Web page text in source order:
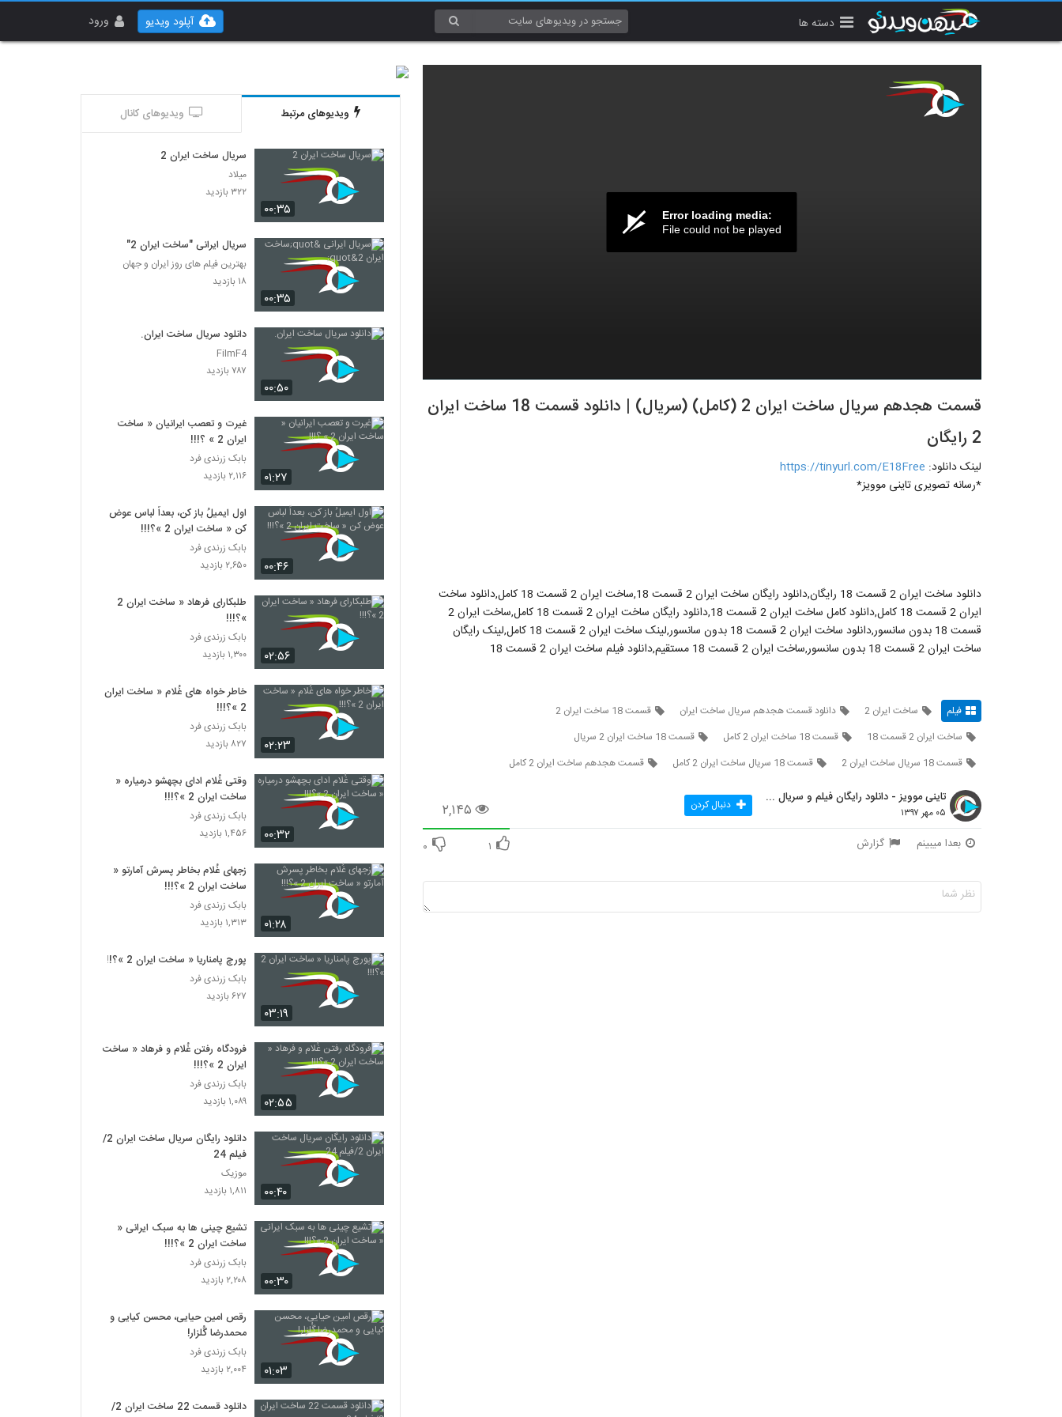
دسته ها ورود آپلود ویدیو
Error loading media:
File could not be played
قسمت هجدهم سریال ساخت ایران 2 (کامل) (سریال) | دانلود قسمت 18 ساخت ایران
2 رایگان
لینک دانلود: https://tinyurl.com/E18Free
*رسانه تصویری تاینی موویز*
دانلود ساخت ايران 2 قسمت 18 رايگان,دانلود رايگان ساخت ايران 2 قسمت 18,ساخت ايران 2 قسمت 18 کامل,دانلود ساخت
ايران 2 قسمت 18 کامل,دانلود کامل ساخت ايران 2 قسمت 18,دانلود رايگان ساخت ايران 2 قسمت 18 کامل,ساخت ايران 2
قسمت 18 بدون سانسور,دانلود ساخت ايران 2 قسمت 18 بدون سانسور,لينک ساخت ايران 2 قسمت 18 کامل,لينک رايگان
ساخت ايران 2 قسمت 18 بدون سانسور,ساخت ايران 2 قسمت 18 مستقيم,دانلود فيلم ساخت ايران 2 قسمت 18
فیلم ساخت ایران 2 دانلود قسمت هجدهم سریال ساخت ایران
قسمت 18 ساخت ايران 2
ساخت ايران 2 قسمت 18
قسمت 18 ساخت ايران 2 کامل
قسمت 18 ساخت ايران 2 سریال
قسمت 18 سریال ساخت ايران 2
قسمت 18 سریال ساخت ايران 2 کامل قسمت هجدهم ساخت ایران 2 کامل
۲,۱۴۵
تاینی موویز - دانلود رایگان فیلم و سریال ایرانی جد
۰۵ مهر ۱۳۹۷ دنبال کردن
بعدا میبینم گزارش ۱ ۰
ویدیوهای مرتبط ویدیوهای کانال
۰۰:۳۵
سریال ساخت ایران 2
میلاد
۳۲۲ بازدید
۰۰:۳۵
سریال ایرانی "ساخت ایران 2"
بهترین فیلم های روز ایران و جهان
۱۸ بازدید
۰۰:۵۰
دانلود سریال ساخت ایران.
FilmF4
۷۸۷ بازدید
۰۱:۲۷
غیرت و تعصب ایرانیان « ساخت
ایران 2 » ؟!!!
بابک زرندی فرد
۲,۱۱۶ بازدید
۰۰:۴۶
اول ایمیلُ باز کن، بعداً لباس عوض
کن « ساخت ایران 2 »؟!!!
بابک زرندی فرد
۲,۶۵۰ بازدید
۰۲:۵۶
طلبکارای فرهاد « ساخت ایران 2
»؟!!!
بابک زرندی فرد
۱,۳۰۰ بازدید
۰۲:۲۳
خاطر خواه های غُلام « ساخت ایران
2 »؟!!!
بابک زرندی فرد
۸۲۷ بازدید
۰۰:۳۲
وقتی غُلام ادای بچهشو درمیاره «
ساخت ایران 2 »؟!!!
بابک زرندی فرد
۱,۴۵۶ بازدید
۰۱:۲۸
زجهای غُلام بخاطر پسرش آمارتو «
ساخت ایران 2 »؟!!!
بابک زرندی فرد
۱,۳۱۳ بازدید
۰۳:۱۹
پورچ پامناریا « ساخت ایران 2 »؟!!!
بابک زرندی فرد
۶۲۷ بازدید
۰۲:۵۵
فرودگاه رفتن غُلام و فرهاد « ساخت
ایران 2 »؟!!!
بابک زرندی فرد
۱,۰۸۹ بازدید
۰۰:۴۰
دانلود رایگان سریال ساخت ایران 2/
فیلم 24
موزیک
۱,۸۱۱ بازدید
۰۰:۳۰
تشیع چینی ها به سبک ایرانی «
ساخت ایران 2 »؟!!!
بابک زرندی فرد
۲,۲۰۸ بازدید
۰۱:۰۳
رقص امین حیایی، محسن کیایی و
محمدرضا گُلزار!
بابک زرندی فرد
۲,۰۰۴ بازدید
دانلود قسمت 22 ساخت ایران 2/